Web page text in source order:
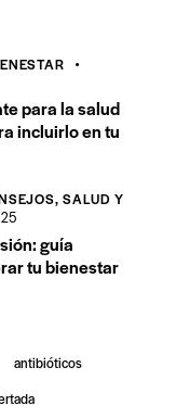
para la salud
incluirlo en tu
SALUD Y
guía
tu bienestar
antibióticos